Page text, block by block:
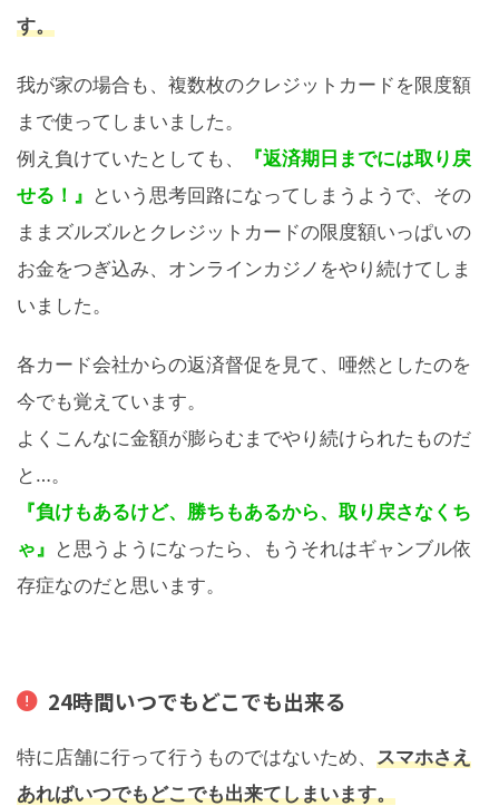
す。
我が家の場合も、複数枚のクレジットカードを限度額
まで使ってしまいました。
例え負けていたとしても、
『返済期日までには取り戻
せる！』 という思考回路になってしまうようで、その
ままズルズルとクレジットカードの限度額いっぱいの
お金をつぎ込み、オンラインカジノをやり続けてしま
いました。
各カード会社からの返済督促を見て、唖然としたのを
今でも覚えています。
よくこんなに金額が膨らむまでやり続けられたものだ
と…。
『負けもあるけど、勝ちもあるから、取り戻さなくち
ゃ』 と思うようになったら、もうそれはギャンブル依
存症なのだと思います。
24時間いつでもどこでも出来る
特に店舗に行って行うものではないため、 スマホさえ
あればいつでもどこでも出来てしまいます。